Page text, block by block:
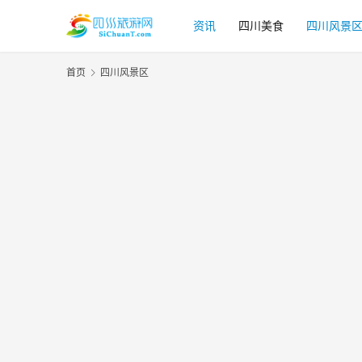
资讯 四川美食 四川风景区
首页 四川风景区